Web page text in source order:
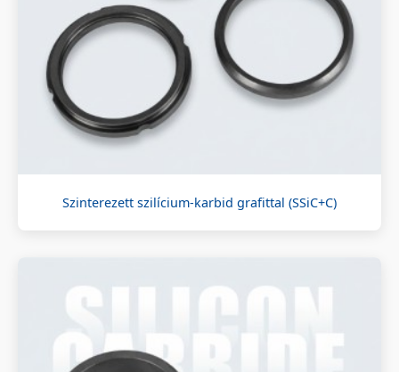
Szinterezett szilícium-karbid grafittal (SSiC+C)